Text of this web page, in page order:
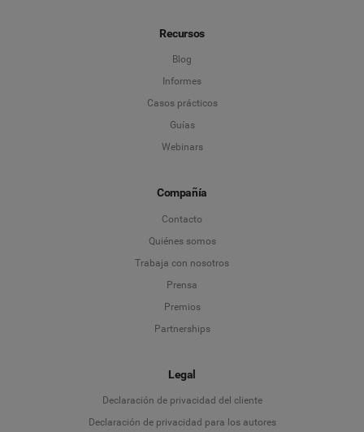
Recursos
Blog
Informes
Casos prácticos
Guías
Webinars
Compañía
Contacto
Quiénes somos
Trabaja con nosotros
Prensa
Premios
Partnerships
Legal
Declaración de privacidad del cliente
Declaración de privacidad para los autores